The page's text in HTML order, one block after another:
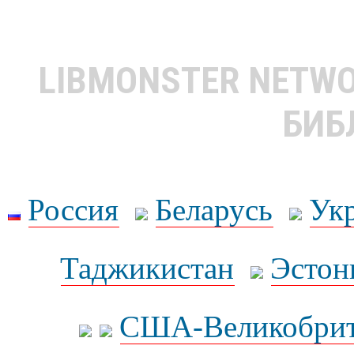
LIBMONSTER
Россия Беларусь
Таджикистан
США-